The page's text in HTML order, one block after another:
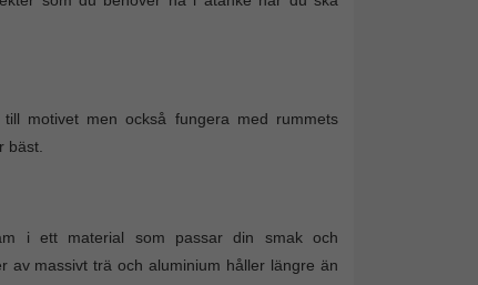
motivet men också fungera med rummets
bäst.
i ett material som passar din smak och
av massivt trä och aluminium håller längre än